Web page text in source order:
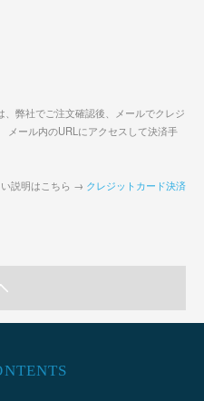
弊社でご注文確認後、メールでクレジ
メール内のURLにアクセスして決済手
説明はこちら → クレジットカード決済